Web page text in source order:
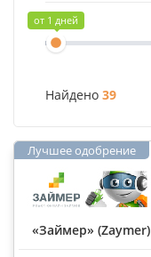
1 дней
Найдено 39
«Займер» (Zaymer)